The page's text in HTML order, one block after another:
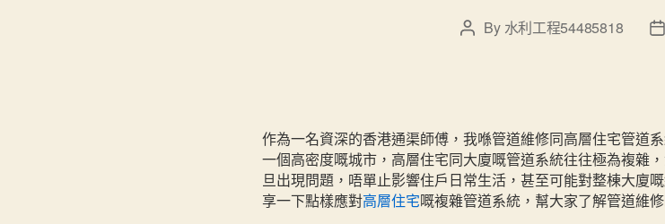
Post
By 水利工程54485818
作為一名資深的香港通渠師傅，我喺管道維修同高層住宅管道
一個高密度嘅城市，高層住宅同大廈嘅管道系統往往極為複雜
旦出現問題，唔單止影響住戶日常生活，甚至可能對整棟大廈
享一下點樣應對高層住宅嘅複雜管道系統，幫大家了解管道維